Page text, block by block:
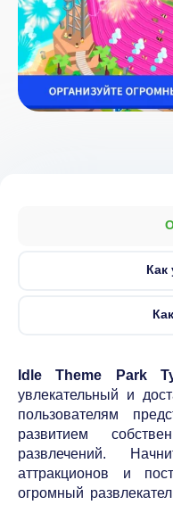
Как
Idle Theme Park
увлекательный и
пользователям
развитием
развлечений.
аттракционов и
огромный